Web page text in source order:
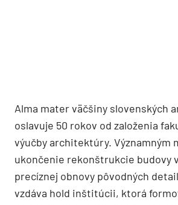
Alma mater väčšiny slovenských
oslavuje 50 rokov od založenia
výučby architektúry. Významným
ukončenie rekonštrukcie budovy
precíznej obnovy pôvodných
vzdáva hold inštitúcii, ktorá